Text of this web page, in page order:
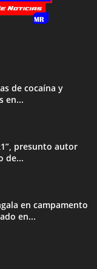
de cocaína y
en...
presunto autor
de...
en campamento
en...